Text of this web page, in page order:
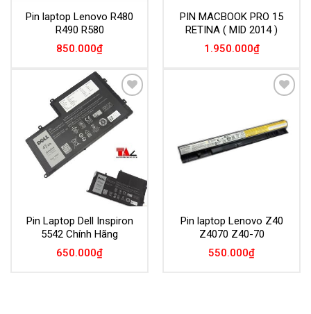
Pin laptop Lenovo R480
R490 R580
850.000₫
PIN MACBOOK PRO 15
RETINA ( MID 2014 )
1.950.000₫
Add to
Wishlist
Pin Laptop Dell Inspiron
5542 Chính Hãng
650.000₫
Pin laptop Lenovo Z40
Z4070 Z40-70
550.000₫